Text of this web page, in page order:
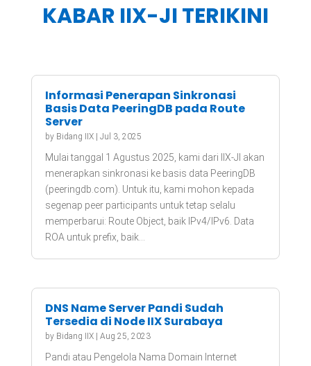
KABAR IIX-JI TERIKINI
Informasi Penerapan Sinkronasi
Basis Data PeeringDB pada Route
Server
by Bidang IIX| Jul 3, 2025
Mulai tanggal 1 Agustus 2025, kami dari IIX-JI akan
menerapkan sinkronasi ke basis data PeeringDB
(peeringdb.com). Untuk itu, kami mohon kepada
segenap peer participants untuk tetap selalu
memperbarui: Route Object, baik IPv4/IPv6. Data
ROA untuk prefix, baik...
DNS Name Server Pandi Sudah
Tersedia di Node IIX Surabaya
by Bidang IIX| Aug 25, 2023
Pandi atau Pengelola Nama Domain Internet